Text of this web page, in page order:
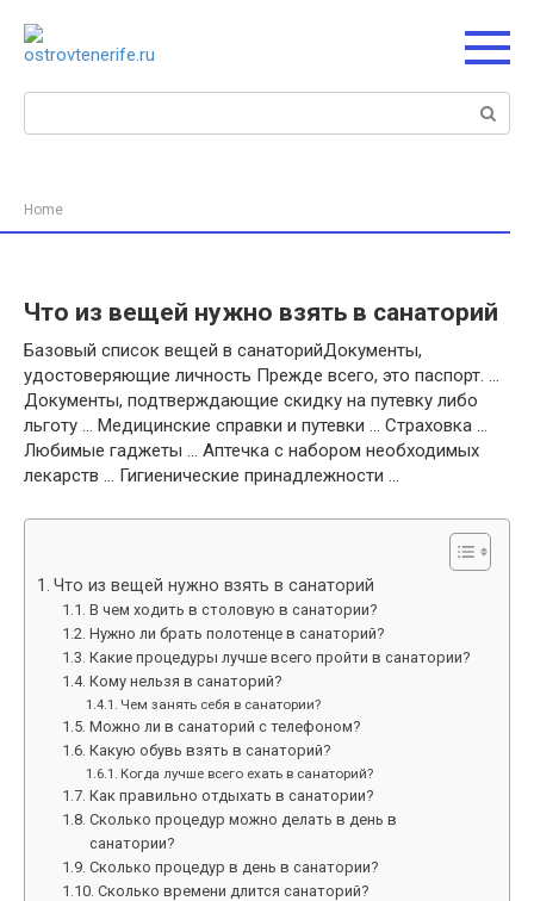
контенту
Поиск:
Home
Что из вещей нужно взять в санаторий
Базовый список вещей в санаторийДокументы,
удостоверяющие личность Прежде всего, это паспорт. …
Документы, подтверждающие скидку на путевку либо
льготу … Медицинские справки и путевки … Страховка …
Любимые гаджеты … Аптечка с набором необходимых
лекарств … Гигиенические принадлежности …
Что из вещей нужно взять в санаторий
В чем ходить в столовую в санатории?
Нужно ли брать полотенце в санаторий?
Какие процедуры лучше всего пройти в санатории?
Кому нельзя в санаторий?
Чем занять себя в санатории?
Можно ли в санаторий с телефоном?
Какую обувь взять в санаторий?
Когда лучше всего ехать в санаторий?
Как правильно отдыхать в санатории?
Сколько процедур можно делать в день в
санатории?
Сколько процедур в день в санатории?
Сколько времени длится санаторий?